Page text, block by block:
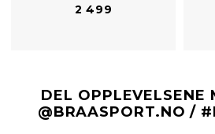
2 499
DEL OPPLEVELSENE
@BRAASPORT.NO /